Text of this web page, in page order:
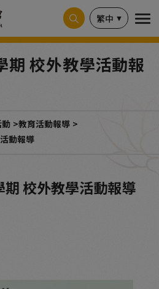
繁中
期 校外教學活動報
教育活動報導
動報導
校外教學活動報導